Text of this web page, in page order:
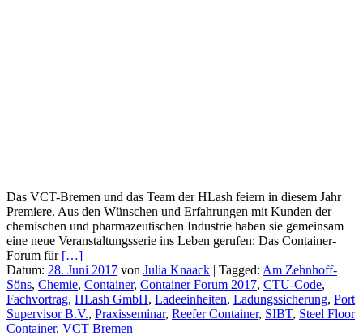
Das VCT-Bremen und das Team der HLash feiern in diesem Jahr
Premiere. Aus den Wünschen und Erfahrungen mit Kunden der
chemischen und pharmazeutischen Industrie haben sie gemeinsam
eine neue Veranstaltungsserie ins Leben gerufen: Das Container-
Forum für […]
Datum: 28. Juni 2017 von Julia Knaack | Tagged: Am Zehnhoff-
Söns, Chemie, Container, Container Forum 2017, CTU-Code,
Fachvortrag, HLash GmbH, Ladeeinheiten, Ladungssicherung, Port
Supervisor B.V., Praxisseminar, Reefer Container, SIBT, Steel Floor
Container, VCT Bremen